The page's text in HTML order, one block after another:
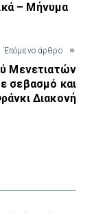
– Μήνυμα
Έπόμενο άρθρο
Μενετιατών
σεβασμό και
Διακονή